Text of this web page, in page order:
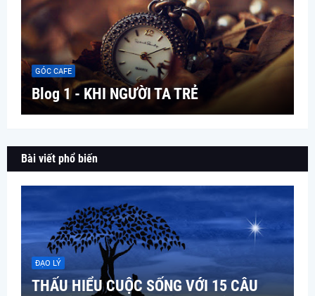
GÓC CAFE
Blog 1 - KHI NGƯỜI TA TRẺ
Bài viết phổ biến
ĐẠO LÝ
THẤU HIỂU CUỘC SỐNG VỚI 15 CÂU